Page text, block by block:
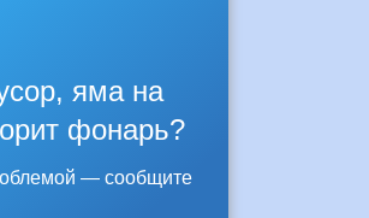
яма на
фонарь?
— сообщите